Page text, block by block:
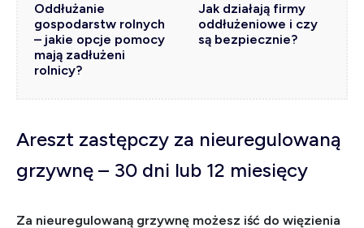
Oddłużanie
gospodarstw rolnych
– jakie opcje pomocy
mają zadłużeni
rolnicy?
Jak działają firmy
oddłużeniowe i czy
są bezpiecznie?
Areszt zastępczy za nieuregulowaną
grzywnę – 30 dni lub 12 miesięcy
Za nieuregulowaną grzywnę możesz iść do więzienia